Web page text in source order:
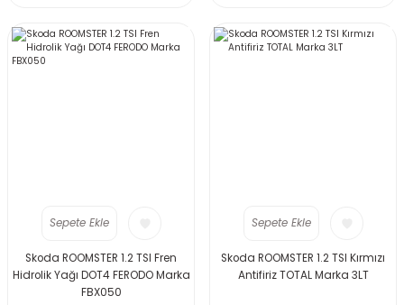
Sepete Ekle
Skoda ROOMSTER 1.2 TSI Fren
Hidrolik Yağı DOT4 FERODO Marka
FBX050
Sepete Ekle
Skoda ROOMSTER 1.2 TSI Kırmızı
Antifiriz TOTAL Marka 3LT